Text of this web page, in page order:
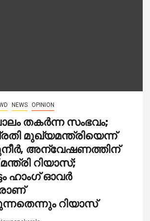
NEWS OPINION
തകര്‍ന്ന സംഭവം;
മുഖ്യമന്ത്രിയെന്ന്
അന്വേഷണത്തിന്
റിയാസ്;
ഹാംഗ് ഓവര്‍
റിയാസ്